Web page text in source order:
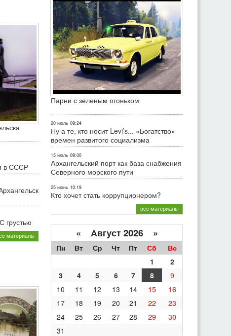
в СССР
грустью
материалы
Парни с зеленым огоньком
20 июль 09:24
Ну а те, кто носит Levi’s... «Богатство»
времен развитого социализма
15 июль 09:00
Архангельский порт как база снабжения
Северного морского пути
25 июнь 10:19
Кто хочет стать коррупционером?
все материалы
« Август 2026 »
Пн Вт Ср Чт Пт Сб
Вс
1
2
3
4 5 6 7 8
9
10
11 12 13 14 15
16
17
18 19 20 21 22
23
24
25 26 27 28 29
30
31